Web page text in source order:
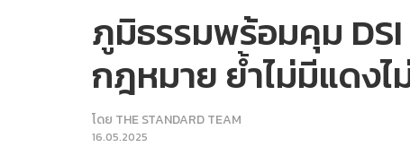
ภูมิธรรมพร้อมคุม
กฎหมาย ย้ำไม่มีแดงไ
โดย THE STANDARD TEAM
16.05.2025